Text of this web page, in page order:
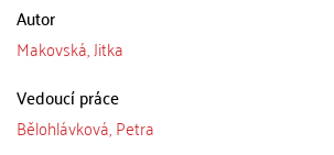
Autor
Makovská, Jitka
Vedoucí práce
Bělohlávková, Petra